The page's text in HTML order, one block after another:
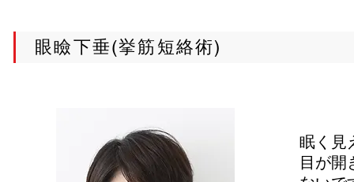
眼瞼下垂(挙筋短絡術)
眠く見
目が開